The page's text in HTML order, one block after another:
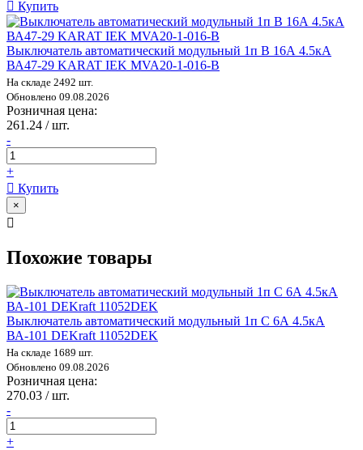
Купить
Выключатель автоматический модульный 1п B 16А 4.5кА
ВА47-29 KARAT IEK MVA20-1-016-B
На складе 2492 шт.
Обновлено 09.08.2026
Розничная цена:
261.24 / шт.
-
+
Купить
×
Похожие товары
Выключатель автоматический модульный 1п C 6А 4.5кА
ВА-101 DEKraft 11052DEK
На складе 1689 шт.
Обновлено 09.08.2026
Розничная цена:
270.03 / шт.
-
+